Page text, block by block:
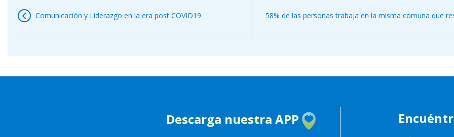
de
entradas
Comunicación y Liderazgo en la era post COVID19 58% de las personas trabaja en la misma comuna que
Descarga nuestra APP